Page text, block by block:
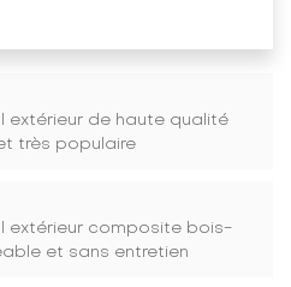
extérieur de haute qualité
très populaire
extérieur composite bois-
et sans entretien